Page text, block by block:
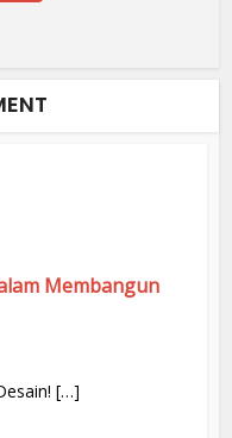
Membangun
[…]